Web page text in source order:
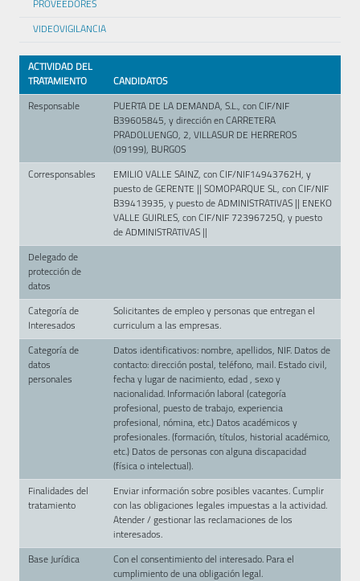
PROVEEDORES
VIDEOVIGILANCIA
ACTIVIDAD DEL
TRATAMIENTO
CANDIDATOS
Responsable
PUERTA DE LA DEMANDA, S.L., con CIF/NIF
B39605845, y dirección en CARRETERA
PRADOLUENGO, 2, VILLASUR DE HERREROS
(09199), BURGOS
Corresponsables
EMILIO VALLE SAINZ, con CIF/NIF14943762H, y
puesto de GERENTE || SOMOPARQUE SL, con CIF/NIF
B39413935, y puesto de ADMINISTRATIVAS || ENEKO
VALLE GUIRLES, con CIF/NIF 72396725Q, y puesto
de ADMINISTRATIVAS ||
Delegado de
protección de
datos
Categoría de
Interesados
Solicitantes de empleo y personas que entregan el
curriculum a las empresas.
Categoría de
datos
personales
Datos identificativos: nombre, apellidos, NIF. Datos de
contacto: dirección postal, teléfono, mail. Estado civil,
fecha y lugar de nacimiento, edad , sexo y
nacionalidad. Información laboral (categoría
profesional, puesto de trabajo, experiencia
profesional, nómina, etc.) Datos académicos y
profesionales. (formación, títulos, historial académico,
etc.) Datos de personas con alguna discapacidad
(física o intelectual).
Finalidades del
tratamiento
Enviar información sobre posibles vacantes. Cumplir
con las obligaciones legales impuestas a la actividad.
Atender / gestionar las reclamaciones de los
interesados.
Base Jurídica
Con el consentimiento del interesado. Para el
cumplimiento de una obligación legal.